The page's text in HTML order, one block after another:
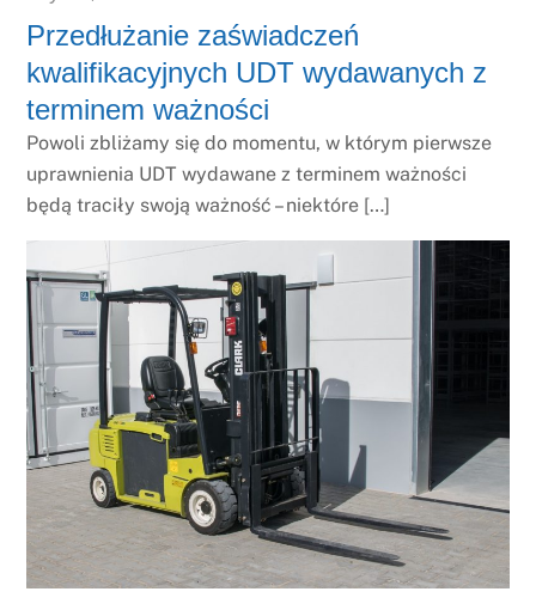
Przedłużanie zaświadczeń
kwalifikacyjnych UDT wydawanych z
terminem ważności
Powoli zbliżamy się do momentu, w którym pierwsze
uprawnienia UDT wydawane z terminem ważności
będą traciły swoją ważność – niektóre […]